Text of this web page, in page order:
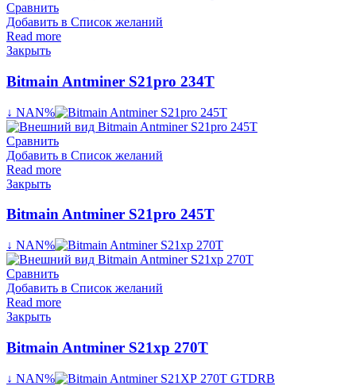
Сравнить
Добавить в Список желаний
Read more
Закрыть
Bitmain Antminer S21pro 234T
↓ NAN%
Сравнить
Добавить в Список желаний
Read more
Закрыть
Bitmain Antminer S21pro 245T
↓ NAN%
Сравнить
Добавить в Список желаний
Read more
Закрыть
Bitmain Antminer S21xp 270T
↓ NAN%